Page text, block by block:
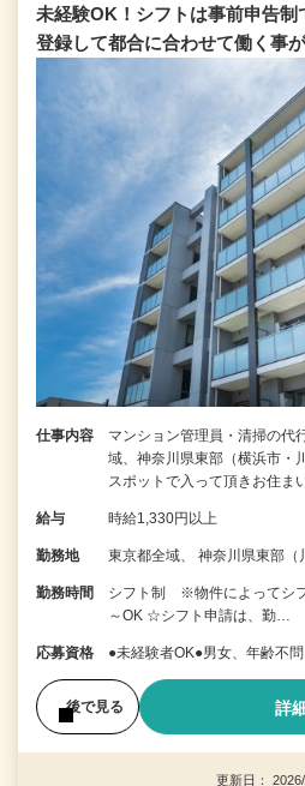
未経験OK！シフトは事前申告
登録して都合に合わせて働く事
仕事内容
マンション管理員・清掃の代
域、神奈川県東部（横浜市・
スポットで入って頂きお住ま
給与 時給1,330円以上
勤務地 東京都全域、 神奈川県東部（
勤務時間
シフト制 ※物件によってシ
～OK ☆シフト申請は、勤…
応募資格 ●未経験者OK●男女、年齢不
後で見る 詳
更新日：